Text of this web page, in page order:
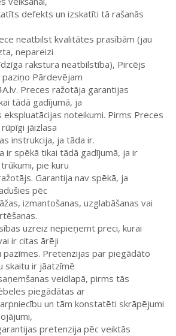
defekts un izskatīti tā rašanās
neatbilst kvalitātes prasībām (jau
nepareizi
rakstura neatbilstība), Pircējs
Pārdevējam
Preces ražotāja garantijas
tādā gadījumā, ja
noteikumi. Pirms Preces
jāizlasa
instrukcija, ja tāda ir.
ir spēkā tikai tādā gadījumā, ja ir
pie kuru
Garantija nav spēkā, ja
pēc
izmantošanas, uzglabāšanas vai
uzreiz nepieņemt preci, kurai
ir citas ārēji
Pretenzijas par piegādāto
skaitu ir jāatzīmē
veidlapā, pirms tās
piegādātas ar
un tām konstatēti skrāpējumi
pretenzija pēc veiktās